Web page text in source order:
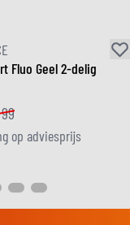
Fluo Geel 2-delig
99
op adviesprijs